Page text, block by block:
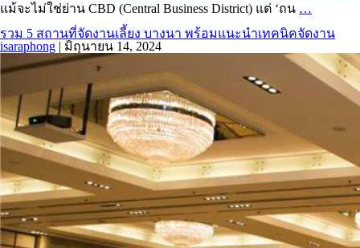
แม้จะไม่ใช่ย่าน CBD (Central Business District) แต่ ‘ถน …
รวม 5 สถานที่จัดงานเลี้ยง บางนา พร้อมแนะนำเทคนิคจัดงาน
isaraphong | มิถุนายน 14, 2024